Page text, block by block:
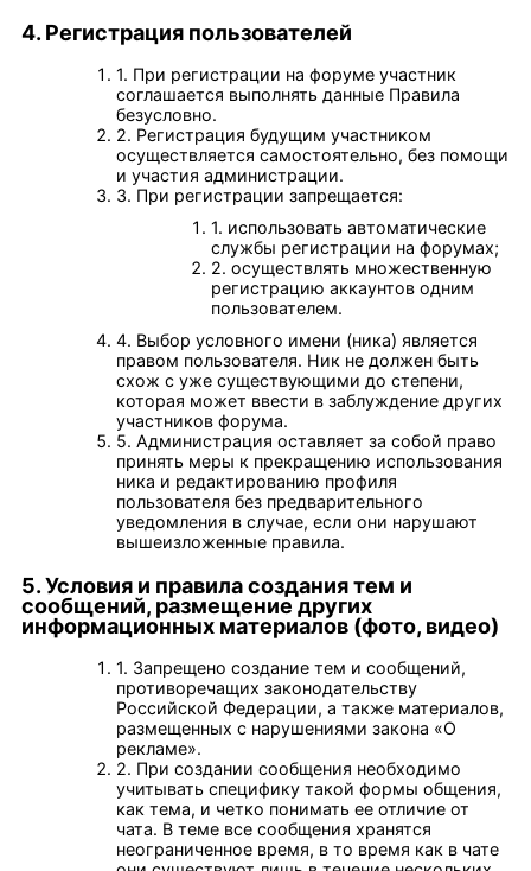
4. Регистрация пользователей
1. При регистрации на форуме участник
соглашается выполнять данные Правила
безусловно.
2. Регистрация будущим участником
осуществляется самостоятельно, без помощи
и участия администрации.
3. При регистрации запрещается:
1. использовать автоматические
службы регистрации на форумах;
2. осуществлять множественную
регистрацию аккаунтов одним
пользователем.
4. Выбор условного имени (ника) является
правом пользователя. Ник не должен быть
схож с уже существующими до степени,
которая может ввести в заблуждение других
участников форума.
5. Администрация оставляет за собой право
принять меры к прекращению использования
ника и редактированию профиля
пользователя без предварительного
уведомления в случае, если они нарушают
вышеизложенные правила.
5. Условия и правила создания тем и
сообщений, размещение других
информационных материалов (фото, видео)
1. Запрещено создание тем и сообщений,
противоречащих законодательству
Российской Федерации, а также материалов,
размещенных с нарушениями закона «О
рекламе».
2. При создании сообщения необходимо
учитывать специфику такой формы общения,
как тема, и четко понимать ее отличие от
чата. В теме все сообщения хранятся
неограниченное время, в то время как в чате